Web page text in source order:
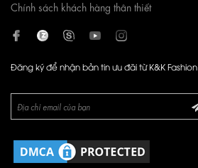
Chính sách khách hàng thân thiết
Đăng ký để nhận bản tin ưu đãi từ K&K Fashion